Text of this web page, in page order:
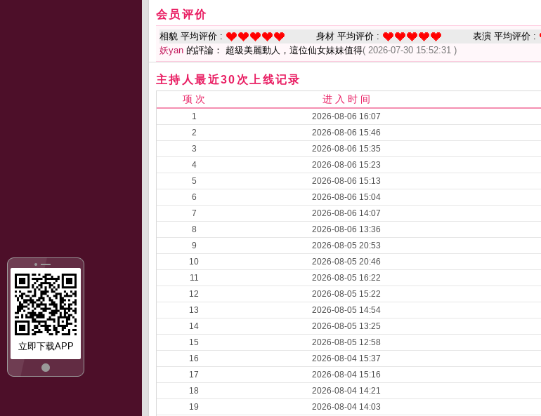
立即下载APP
会员评价
相貌 平均评价 : 身材 平均评价 : 表演 平均评价 :
妖yan 的評論： 超級美麗動人，這位仙女妹妹值得( 2026-07-30 15:52:31 )
主持人最近30次上线记录
项 次 进 入 时 间
1 2026-08-06 16:07
2
2026-08-06 15:46
3
2026-08-06 15:35
4
2026-08-06 15:23
5
2026-08-06 15:13
6
2026-08-06 15:04
7
2026-08-06 14:07
8
2026-08-06 13:36
9
2026-08-05 20:53
10
2026-08-05 20:46
11
2026-08-05 16:22
12
2026-08-05 15:22
13
2026-08-05 14:54
14
2026-08-05 13:25
15
2026-08-05 12:58
16
2026-08-04 15:37
17
2026-08-04 15:16
18
2026-08-04 14:21
19
2026-08-04 14:03